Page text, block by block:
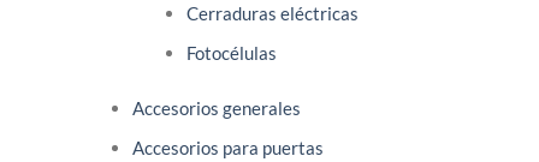
Cerraduras eléctricas
Fotocélulas
Accesorios generales
Accesorios para puertas